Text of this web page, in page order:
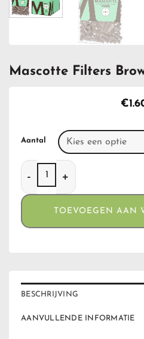
Mascotte Filters
€
Aantal
Mascotte Filters Brown aantal
TOEVOEGEN AAN
BESCHRIJVING
AANVULLENDE INFORMATIE